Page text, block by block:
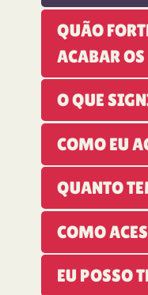
QUÃO
ACABAR
O QUE
COMO EU
QUANTO
COMO
EU POSSO